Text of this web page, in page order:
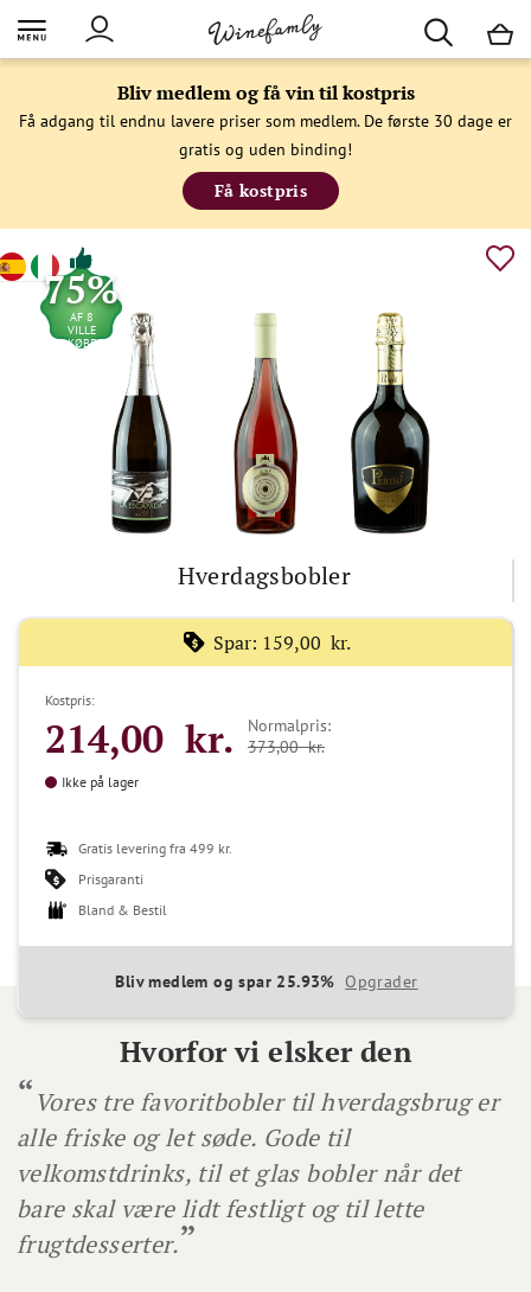
Bliv medlem og få vin til kostpris
Få adgang til endnu lavere priser som medlem. De første 30 dage er
gratis og uden binding!
Få kostpris
75%
AF 8
VILLE
KØBE
Spar: 159,00 kr.
Hverdagsbobler
Kostpris:
214,00 kr.
Normalpris:
373,00 kr.
Ikke på lager
Gratis levering fra 499 kr.
Prisgaranti
Bland & Bestil
Bliv medlem og spar 25.93% Opgrader
Hvorfor vi elsker den
Vores tre favoritbobler til hverdagsbrug er
alle friske og let søde. Gode til
velkomstdrinks, til et glas bobler når det
bare skal være lidt festligt og til lette
frugtdesserter.